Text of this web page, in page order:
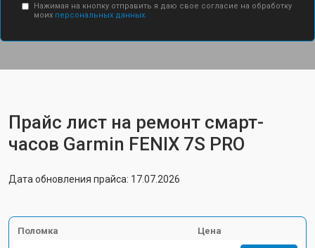
Нажимая на кнопку отправить я даю свое согласие на обработку
моих персональных данных.
Прайс лист на ремонт смарт-
часов Garmin FENIX 7S PRO
Дата обновления прайса: 17.07.2026
Поломка Цена